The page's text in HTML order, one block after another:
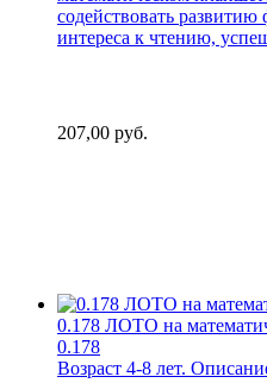
содействовать развитию
интереса к чтению,
207,00 руб.
0.178 ЛОТО на
0.178
Возраст 4-8 лет.